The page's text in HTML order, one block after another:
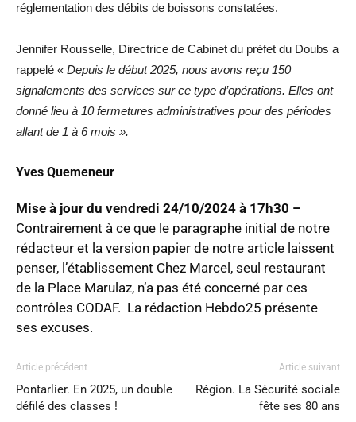
réglementation des débits de boissons constatées.
Jennifer Rousselle, Directrice de Cabinet du préfet du Doubs a
rappelé « Depuis le début 2025, nous avons reçu 150
signalements des services sur ce type d’opérations. Elles ont
donné lieu à 10 fermetures administratives pour des périodes
allant de 1 à 6 mois ».
Yves Quemeneur
Mise à jour du vendredi 24/10/2024 à 17h30 –
Contrairement à ce que le paragraphe initial de notre
rédacteur et la version papier de notre article laissent
penser, l’établissement Chez Marcel, seul restaurant
de la Place Marulaz, n’a pas été concerné par ces
contrôles CODAF. La rédaction Hebdo25 présente
ses excuses.
Article précédent
Pontarlier. En 2025, un double
défilé des classes !
Article suivant
Région. La Sécurité sociale
fête ses 80 ans